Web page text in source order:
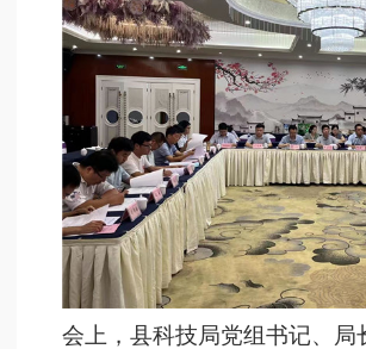
会上，县科技局党组书记、局